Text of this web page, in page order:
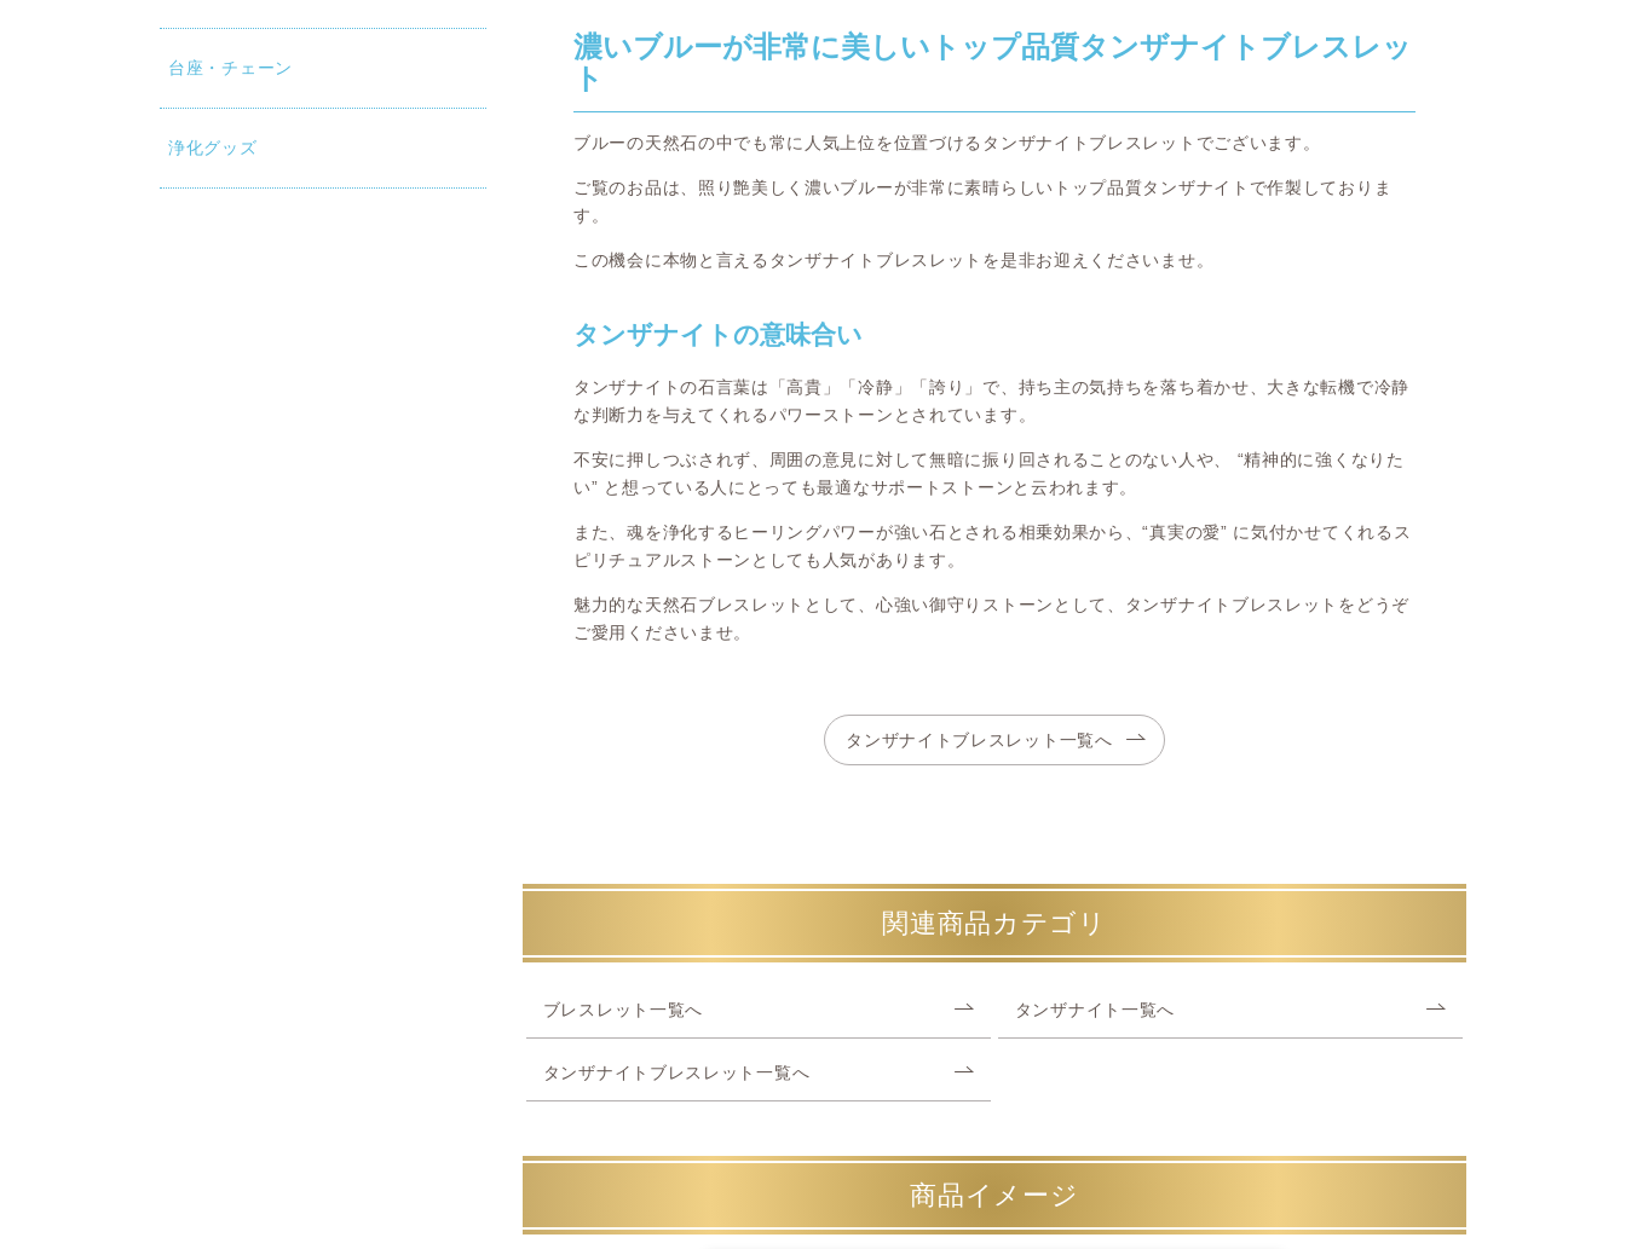
台座・チェーン
浄化グッズ
濃いブルーが非常に美しいトップ品質タンザナイトブレスレッ
ト
ブルーの天然石の中でも常に人気上位を位置づけるタンザナイトブレスレットでございます。
ご覧のお品は、照り艶美しく濃いブルーが非常に素晴らしいトップ品質タンザナイトで作製しておりま
す。
この機会に本物と言えるタンザナイトブレスレットを是非お迎えくださいませ。
タンザナイトの意味合い
タンザナイトの石言葉は「高貴」「冷静」「誇り」で、持ち主の気持ちを落ち着かせ、大きな転機で冷静
な判断力を与えてくれるパワーストーンとされています。
不安に押しつぶされず、周囲の意見に対して無暗に振り回されることのない人や、 “精神的に強くなりた
い” と想っている人にとっても最適なサポートストーンと云われます。
また、魂を浄化するヒーリングパワーが強い石とされる相乗効果から、“真実の愛” に気付かせてくれるス
ピリチュアルストーンとしても人気があります。
魅力的な天然石ブレスレットとして、心強い御守りストーンとして、タンザナイトブレスレットをどうぞ
ご愛用くださいませ。
タンザナイトブレスレット一覧へ
関連商品カテゴリ
ブレスレット一覧へ タンザナイト一覧へ
タンザナイトブレスレット一覧へ
商品イメージ